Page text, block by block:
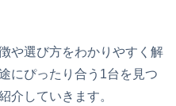
や選び方をわかりやすく解
にぴったり合う1台を見つ
介していきます。